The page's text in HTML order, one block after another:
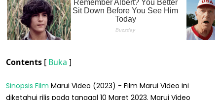
Contents [ Buka ]
Sinopsis Film Marui Video (2023) - Film Marui Video ini
diketahui rilis pada tanggal 10 Maret 2023. Marui Video